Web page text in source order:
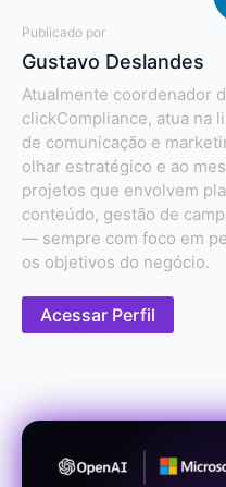
Publicado por
Gustavo Deslandes
Atualmente coordenador
clickCompliance, atua na
de comunicação e
olhar estratégico e ao
projetos que envolvem
conteúdo, gestão de
— sempre com foco em
os objetivos do negócio.
Acessar Perfil